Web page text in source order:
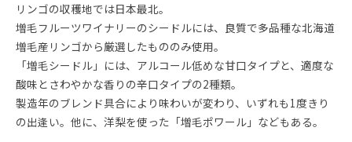
リンゴの収穫地では日本最北。
増毛フルーツワイナリーのシードルには、良質で多品種な北海道
増毛産リンゴから厳選したもののみ使用。
「増毛シードル」には、アルコール低めな甘口タイプと、適度な
酸味とさわやかな香りの辛口タイプの2種類。
製造年のブレンド具合により味わいが変わり、いずれも1度きり
の出逢い。他に、洋梨を使った「増毛ポワール」などもある。